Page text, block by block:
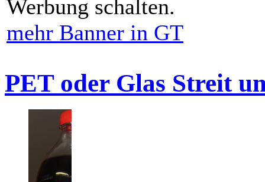
Werbung schalten.
mehr Banner in GT
PET oder Glas Streit